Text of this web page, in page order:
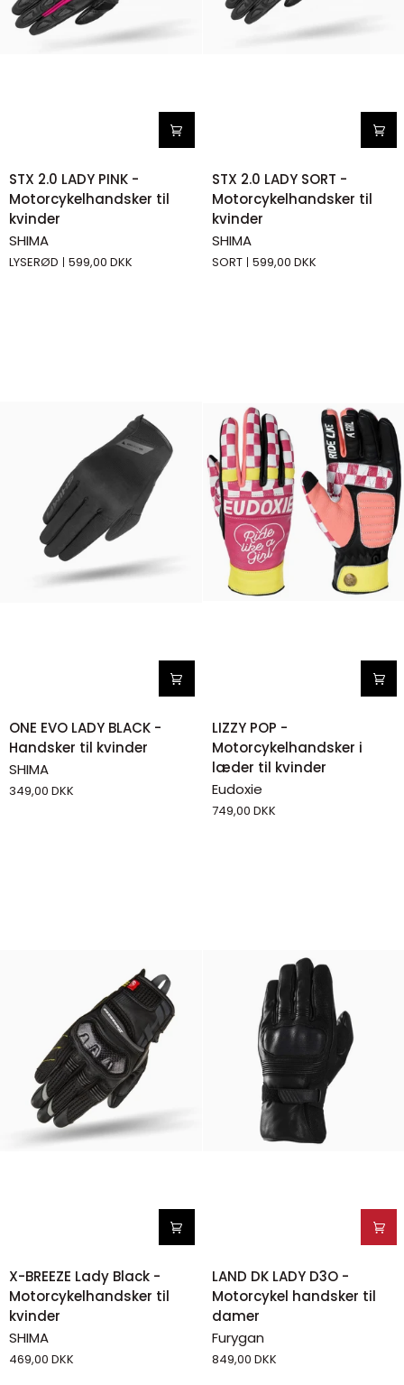
STX
2.0
LADY
-
Motorcykelhandsker
STX 2.0 LADY PINK -
Motorcykelhandsker til
kvinder
SHIMA
LYSERØD 599,00 DKK
STX
2.0
LADY
-
Motorcykelhandsker
STX 2.0 LADY SORT -
Motorcykelhandsker til
kvinder
SHIMA
SORT 599,00 DKK
ONE
EVO
BLACK
-
ONE EVO LADY BLACK -
Handsker til kvinder
SHIMA
349,00 DKK
LIZZY
POP
-
i
læder
LIZZY POP -
Motorcykelhandsker i
læder til kvinder
Eudoxie
749,00 DKK
X-
BREEZE
Lady
-
Motorcykelhandsker
X-BREEZE Lady Black -
Motorcykelhandsker til
kvinder
SHIMA
469,00 DKK
LAND
DK
LADY
-
Motorcykel
LAND DK LADY D3O -
Motorcykel handsker til
damer
Furygan
849,00 DKK